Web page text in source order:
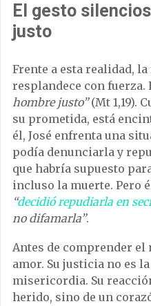
El gesto
justo
Frente a esta realidad,
resplandece con fuerza.
hombre justo”(Mt 1,19).
su prometida, está
él, José enfrenta una
podía denunciarla y
que habría supuesto
incluso la muerte. Pero
“decidió repudiarla en
no difamarla”.
Antes de comprender el
amor. Su justicia no es
misericordia. Su
herido, sino de un